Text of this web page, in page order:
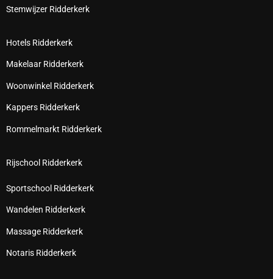
Stemwijzer Ridderkerk
Hotels Ridderkerk
Makelaar Ridderkerk
Woonwinkel Ridderkerk
Kappers Ridderkerk
Rommelmarkt Ridderkerk
Rijschool Ridderkerk
Sportschool Ridderkerk
Wandelen Ridderkerk
Massage Ridderkerk
Notaris Ridderkerk